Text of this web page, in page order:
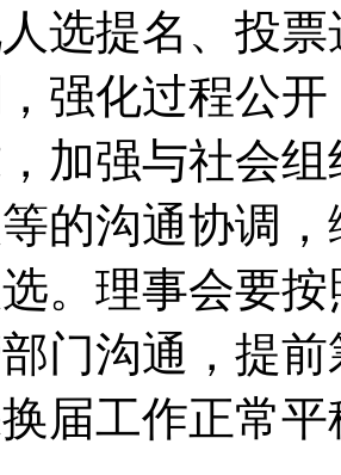
选提名、投
强化过程公
加强与社会
的沟通协调
。理事会要
门沟通，提
届工作正常